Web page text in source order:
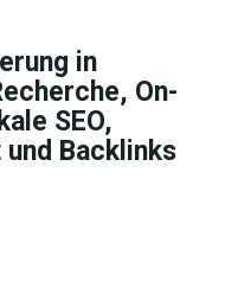
in
On-
SEO,
Backlinks